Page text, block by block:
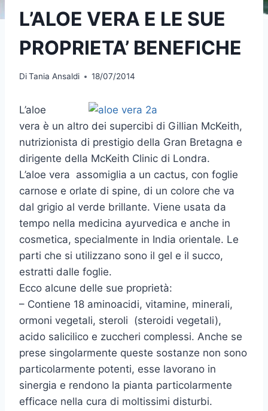
L’ALOE VERA E LE SUE
PROPRIETA’ BENEFICHE
DiTania Ansaldi 18/07/2014
L’aloe
vera è un altro dei supercibi di Gillian McKeith,
nutrizionista di prestigio della Gran Bretagna e
dirigente della McKeith Clinic di Londra.
L’aloe vera assomiglia a un cactus, con foglie
carnose e orlate di spine, di un colore che va
dal grigio al verde brillante. Viene usata da
tempo nella medicina ayurvedica e anche in
cosmetica, specialmente in India orientale. Le
parti che si utilizzano sono il gel e il succo,
estratti dalle foglie.
Ecco alcune delle sue proprietà:
– Contiene 18 aminoacidi, vitamine, minerali,
ormoni vegetali, steroli (steroidi vegetali),
acido salicilico e zuccheri complessi. Anche se
prese singolarmente queste sostanze non sono
particolarmente potenti, esse lavorano in
sinergia e rendono la pianta particolarmente
efficace nella cura di moltissimi disturbi.